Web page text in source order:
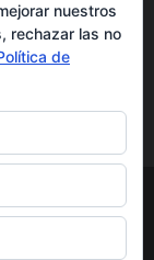
nuestros
rechazar las no
de